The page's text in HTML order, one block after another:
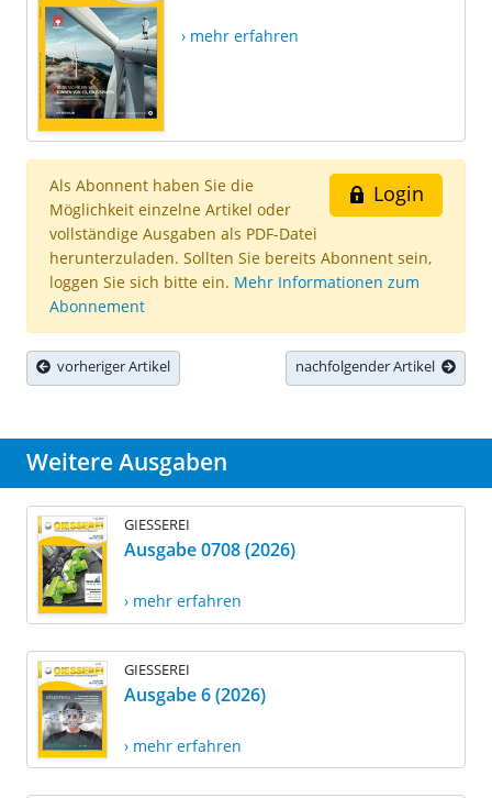
› mehr erfahren
Login
Als Abonnent haben Sie die
Möglichkeit einzelne Artikel oder
vollständige Ausgaben als PDF-Datei
herunterzuladen. Sollten Sie bereits Abonnent sein,
loggen Sie sich bitte ein. Mehr Informationen zum
Abonnement
vorheriger Artikel nachfolgender Artikel
Weitere Ausgaben
GIESSEREI
Ausgabe 0708 (2026)
› mehr erfahren
GIESSEREI
Ausgabe 6 (2026)
› mehr erfahren